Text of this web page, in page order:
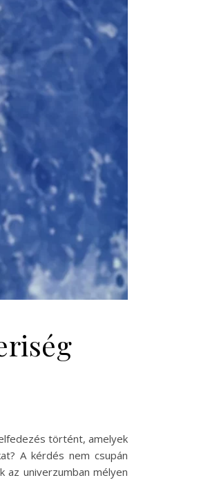
történt, amelyek
A kérdés nem csupán
univerzumban mélyen